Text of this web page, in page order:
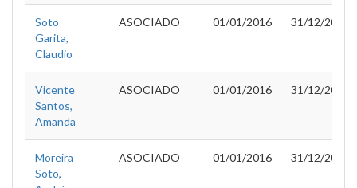
Soto
Garita,
Claudio
ASOCIADO 01/01/2016 31/12/2016
Vicente
Santos,
Amanda
ASOCIADO 01/01/2016 31/12/2016
Moreira
Soto,
ASOCIADO 01/01/2016 31/12/2016